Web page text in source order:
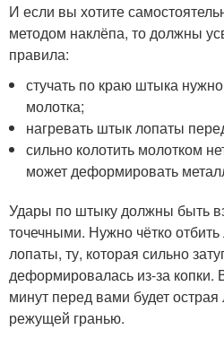
И если вы хотите
методом наклёпа, то должны
правила:
стучать по краю штыка
молотка;
нагревать штык лопаты
сильно колотить молотком
может деформировать
Удары по штыку должны быть
точечными. Нужно чётко
лопаты, ту, которая сильно
деформировалась из-за копки.
минут перед вами будет
режущей гранью.